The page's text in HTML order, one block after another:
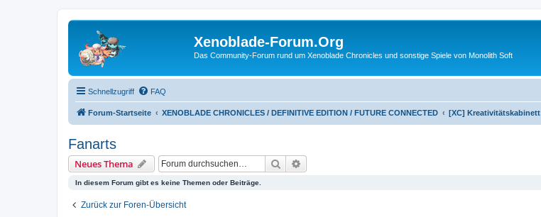
Xenoblade-Forum.Org
Das Community-Forum rund um Xenoblade Chronicles und sonstige Spiele von Monolith Soft
Schnellzugriff FAQ
Forum-Startseite XENOBLADE CHRONICLES / DEFINITIVE EDITION / FUTURE CONNECTED [XC] Kreativitätskabinett
Fanarts
Neues Thema Suche
In diesem Forum gibt es keine Themen oder Beiträge.
Zurück zur Foren-Übersicht